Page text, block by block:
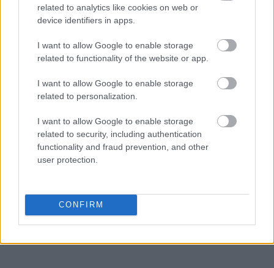
related to analytics like cookies on web or
device identifiers in apps.
I want to allow Google to enable storage
related to functionality of the website or app.
I want to allow Google to enable storage
related to personalization.
I want to allow Google to enable storage
related to security, including authentication
functionality and fraud prevention, and other
user protection.
CONFIRM
περιέχει:
. Τα φρούτα και τα
λαχανικά με ζωηρά χρώματα είναι πλούσια σε
να μειώσουν τον κίνδυνο καρκίνου. Στοχεύστε να
τουλάχιστον τρία διαφορετικά χρώματα φρούτων
και λαχανικών την ημέρα.